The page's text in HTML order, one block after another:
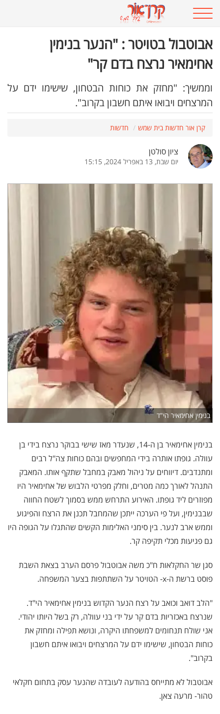
אבוטבול בטויטר : "הנער בנימין
אחימאיר נרצח בדם קר"
וממשיך: "מחזק את כוחות הבטחון, שישימו ידם על
המרצחים ויבואו איתם חשבון בקרוב".
קרן אור חדשות בית שמש חדשות
ציון סולטן
יום שבת, 13 באפריל 2024, 15:15
בנימין אחימאיר הי"ד
בנימין אחימאיר בן ה-14, שנעדר מאז שישי בבוקר נרצח בידי בן
עוולה. גופתו אותרה בידי המחפשים ובהם כוחות צה"ל רבים
ומתנדבים. דיווחים על ניהול מאבק במחבל שתקף אותו. המאבק
התנהל לאורך כמה מטרים, וחלק מפרטי הלבוש של אחימאיר היו
מפוזרים ליד גופתו. האירוע התרחש ממש בסמוך לשטח החווה
שבבנימין, ועל פי הערכה ייתכן שהמחבל תכנן את הרצח והפיגוע
וממש ארב לנער. בין סימני האלימות הקשים שהתגלו על הגופה היו
גם פגיעות מכלי תקיפה קר.
סגן שר החקלאות ח"כ משה אבוטבול פרסם הערב בצאת השבת
פוסט ברשת ה-x- הטויטר על השתתפות בצער המשפחה.
"הלב דואב וכואב על רצח הנער הקדוש בנימין אחימאיר הי"ד.
שנרצח באכזריות בדם קר על ידי בני עוולה, רק בשל היותו יהודי.
אני שולח תנחומים למשפחתו היקרה, ונושא תפילה ומחזק את
כוחות הבטחון, שישימו ידם על המרצחים ויבואו איתם חשבון
בקרוב".
אבוטבול לא מתייחס בהודעה לעובדה שהנער עסק בתחום חקלאי
טהור- מרעה צאן.